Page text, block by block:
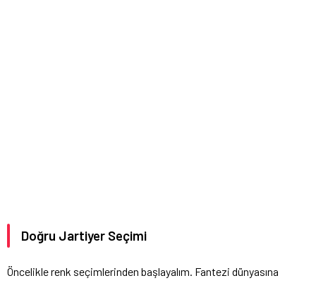
Doğru Jartiyer Seçimi
Öncelikle renk seçimlerinden başlayalım. Fantezi dünyasına